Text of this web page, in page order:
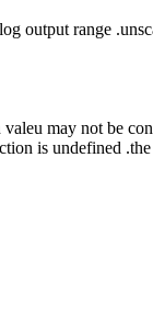
output range
may not be
is undefined .the